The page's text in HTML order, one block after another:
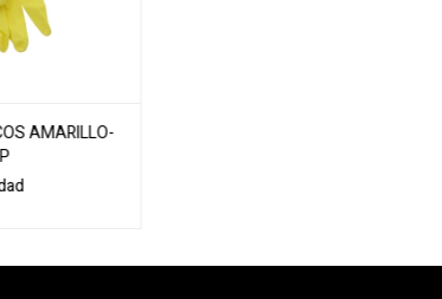
AMARILLO-